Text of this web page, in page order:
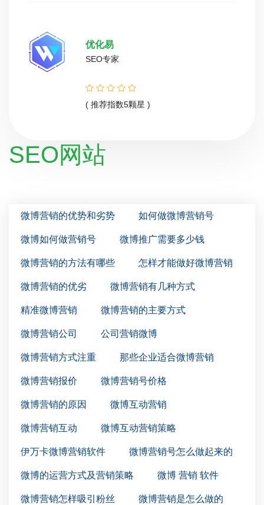
优化易
SEO专家
( 推荐指数5颗星 )
SEO网站
微博营销的优势和劣势 如何做微博营销号
微博如何做营销号 微博推广需要多少钱
微博营销的方法有哪些 怎样才能做好微博营销
微博营销的优劣 微博营销有几种方式
精准微博营销 微博营销的主要方式
微博营销公司 公司营销微博
微博营销方式注重 那些企业适合微博营销
微博营销报价 微博营销号价格
微博营销的原因 微博互动营销
微博营销互动 微博互动营销策略
伊万卡微博营销软件 微博营销号怎么做起来的
微博的运营方式及营销策略 微博 营销 软件
微博营销怎样吸引粉丝 微博营销是怎么做的